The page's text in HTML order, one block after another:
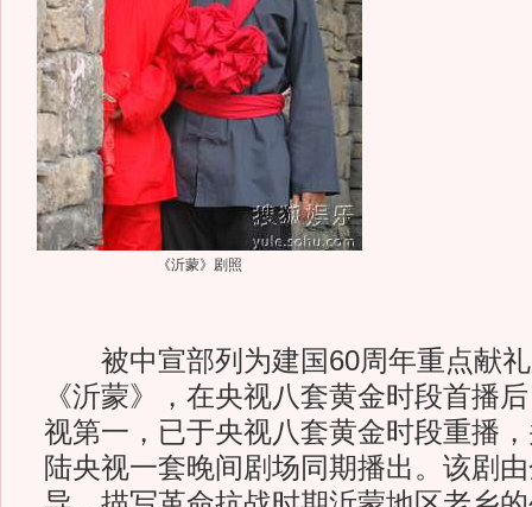
《沂蒙》剧照
被中宣部列为建国60周年重点献礼
《沂蒙》，在央视八套黄金时段首播
视第一，已于央视八套黄金时段重播
陆央视一套晚间剧场同期播出。该剧